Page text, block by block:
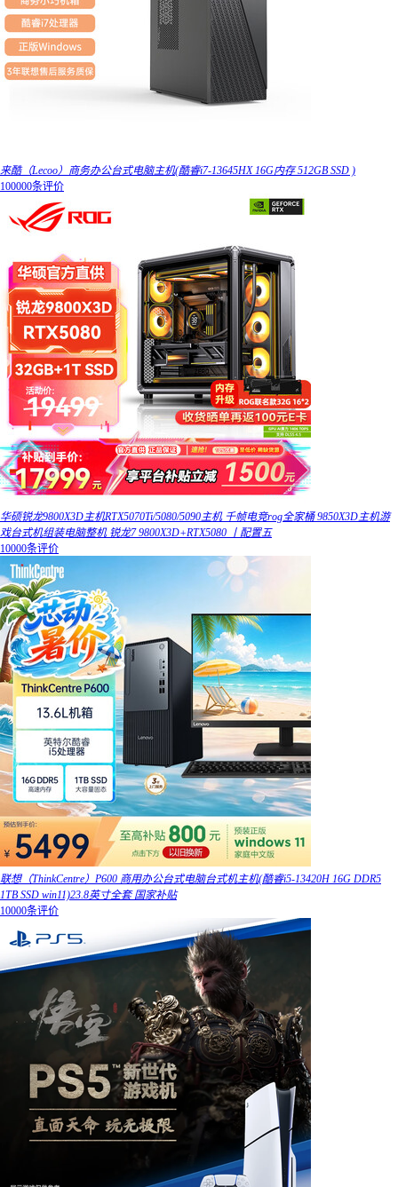
来酷（Lecoo）商务办公台式电脑主机(酷睿i7-13645HX 16G内存 512GB SSD )
100000条评价
华硕锐龙9800X3D主机RTX5070Ti/5080/5090主机 千帧电竞rog全家桶 9850X3D主机游
戏台式机组装电脑整机 锐龙7 9800X3D+RTX5080 丨配置五
10000条评价
联想（ThinkCentre）P600 商用办公台式电脑台式机主机(酷睿i5-13420H 16G DDR5
1TB SSD win11)23.8英寸全套 国家补贴
10000条评价